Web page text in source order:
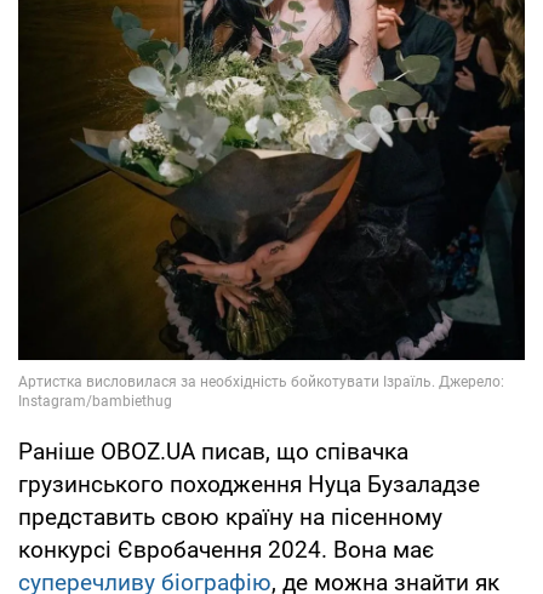
Раніше OBOZ.UA писав, що співачка
грузинського походження Нуца Бузаладзе
представить свою країну на пісенному
конкурсі Євробачення 2024. Вона має
суперечливу біографію, де можна знайти як